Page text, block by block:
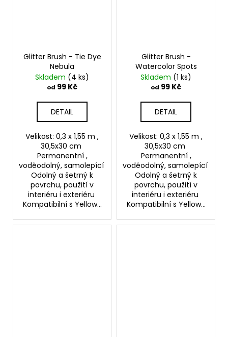
Glitter Brush - Tie Dye
Nebula
Skladem (4 ks)
od 99 Kč
DETAIL
Velikost: 0,3 x 1,55 m ,
30,5x30 cm
Permanentní ,
voděodolný, samolepící
Odolný a šetrný k
povrchu, použití v
interiéru i exteriéru
Kompatibilní s Yellow...
Glitter Brush -
Watercolor Spots
Skladem (1 ks)
od 99 Kč
DETAIL
Velikost: 0,3 x 1,55 m ,
30,5x30 cm
Permanentní ,
voděodolný, samolepící
Odolný a šetrný k
povrchu, použití v
interiéru i exteriéru
Kompatibilní s Yellow...